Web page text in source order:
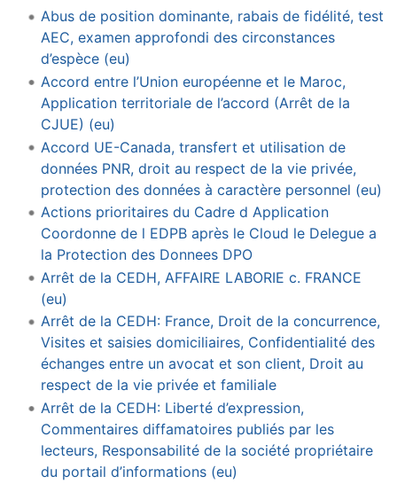
Abus de position dominante, rabais de fidélité, test
AEC, examen approfondi des circonstances
d’espèce (eu)
Accord entre l’Union européenne et le Maroc,
Application territoriale de l’accord (Arrêt de la
CJUE) (eu)
Accord UE-Canada, transfert et utilisation de
données PNR, droit au respect de la vie privée,
protection des données à caractère personnel (eu)
Actions prioritaires du Cadre d Application
Coordonne de l EDPB après le Cloud le Delegue a
la Protection des Donnees DPO
Arrêt de la CEDH, AFFAIRE LABORIE c. FRANCE
(eu)
Arrêt de la CEDH: France, Droit de la concurrence,
Visites et saisies domiciliaires, Confidentialité des
échanges entre un avocat et son client, Droit au
respect de la vie privée et familiale
Arrêt de la CEDH: Liberté d’expression,
Commentaires diffamatoires publiés par les
lecteurs, Responsabilité de la société propriétaire
du portail d’informations (eu)